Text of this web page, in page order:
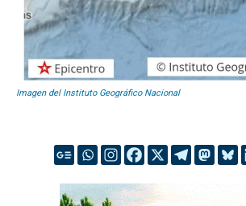
Imagen del Instituto Geográfico Nacional